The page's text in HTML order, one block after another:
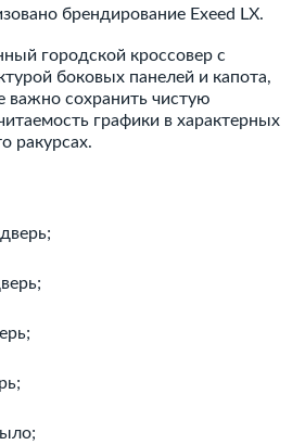
брендирование Exeed LX.
городской кроссовер с
боковых панелей и капота,
важно сохранить чистую
графики в характерных
ракурсах.